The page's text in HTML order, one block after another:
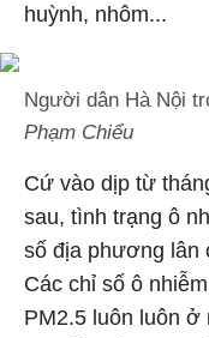
huỳnh, nhôm...
Người dân Hà Nội
Phạm Chiểu
Cứ vào dịp từ
sau, tình trạng ô
số địa phương lân
Các chỉ số ô
PM2.5 luôn luôn